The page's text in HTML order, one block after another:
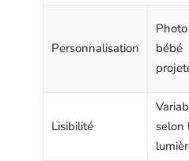
Personnalisation
bébé
Lisibilité
selon